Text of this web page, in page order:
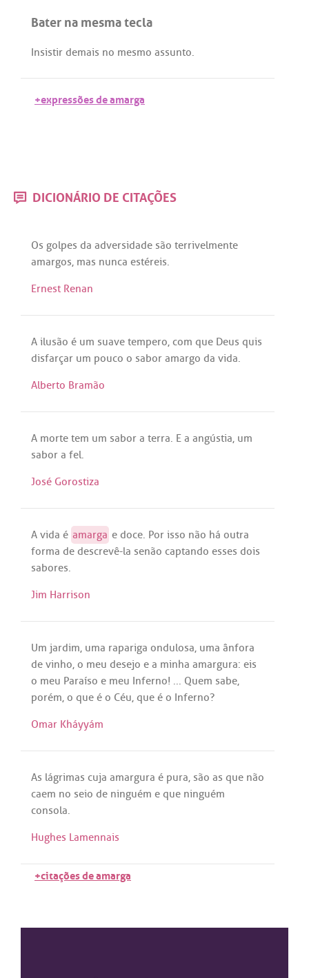
Bater na mesma tecla
Insistir demais no mesmo assunto.
+expressões de amarga
DICIONÁRIO DE CITAÇÕES
Os golpes da adversidade são terrivelmente
amargos, mas nunca estéreis.
Ernest Renan
A ilusão é um suave tempero, com que Deus quis
disfarçar um pouco o sabor amargo da vida.
Alberto Bramão
A morte tem um sabor a terra. E a angústia, um
sabor a fel.
José Gorostiza
A vida é amarga e doce. Por isso não há outra
forma de descrevê-la senão captando esses dois
sabores.
Jim Harrison
Um jardim, uma rapariga ondulosa, uma ânfora
de vinho, o meu desejo e a minha amargura: eis
o meu Paraíso e meu Inferno! ... Quem sabe,
porém, o que é o Céu, que é o Inferno?
Omar Kháyyám
As lágrimas cuja amargura é pura, são as que não
caem no seio de ninguém e que ninguém
consola.
Hughes Lamennais
+citações de amarga